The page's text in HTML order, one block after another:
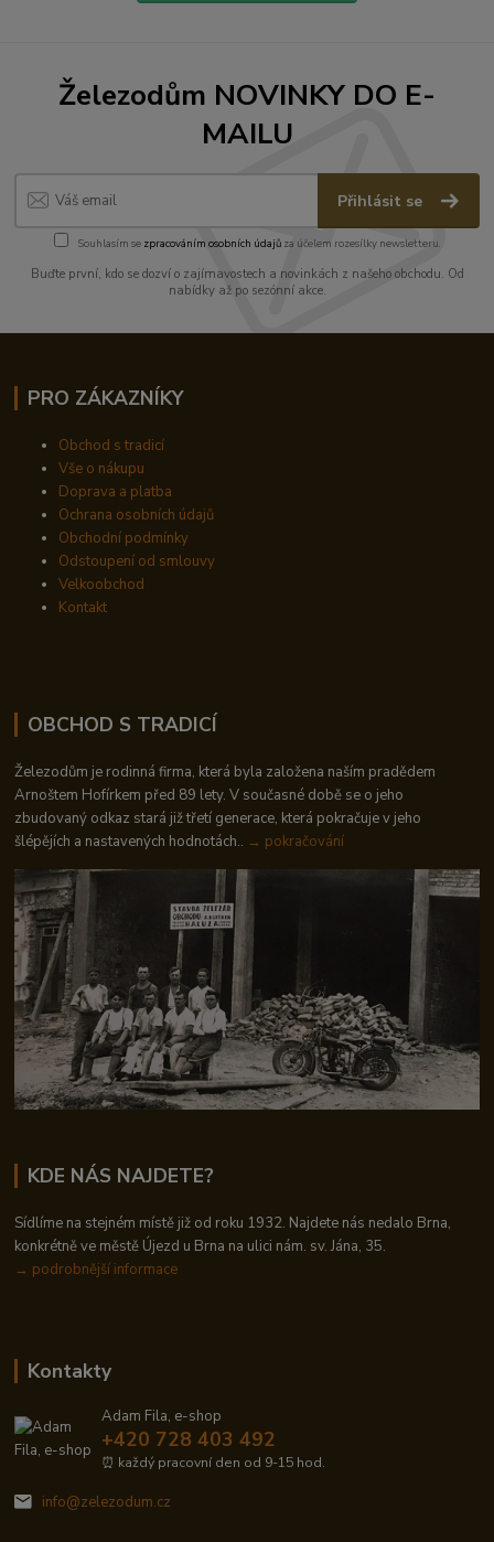
Železodům NOVINKY DO E-
MAILU
Přihlásit se
Souhlasím se zpracováním osobních údajůza účelem rozesílky newsletteru.
Buďte první, kdo se dozví o zajímavostech a novinkách z našeho obchodu. Od
nabídky až po sezónní akce.
PRO ZÁKAZNÍKY
Obchod s tradicí
Vše o nákupu
Doprava a platba
Ochrana osobních údajů
Obchodní podmínky
Odstoupení od smlouvy
Velkoobchod
Kontakt
OBCHOD S TRADICÍ
Železodům je rodinná firma, která byla založena naším pradědem
Arnoštem Hofírkem před 89 lety. V současné době se o jeho
zbudovaný odkaz stará již třetí generace, která pokračuje v jeho
šlépějích a nastavených hodnotách.. → pokračování
KDE NÁS NAJDETE?
Sídlíme na stejném místě již od roku 1932. Najdete nás nedalo Brna,
konkrétně ve městě Újezd u Brna na ulici nám. sv. Jána, 35.
→ podrobnější informace
Kontakty
Adam Fila, e-shop
+420 728 403 492
⏰ každý pracovní den od 9-15 hod.
info@zelezodum.cz